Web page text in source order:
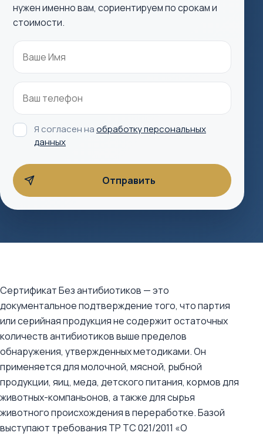
нужен именно вам, сориентируем по срокам и
стоимости.
Я согласен наобработку персональных
данных
Сертификат Без антибиотиков — это
документальное подтверждение того, что партия
или серийная продукция не содержит остаточных
количеств антибиотиков выше пределов
обнаружения, утвержденных методиками. Он
применяется для молочной, мясной, рыбной
продукции, яиц, меда, детского питания, кормов для
животных-компаньонов, а также для сырья
животного происхождения в переработке. Базой
выступают требования ТР ТС 021/2011 «О